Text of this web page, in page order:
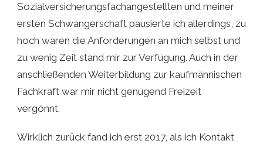
Sozialversicherungsfachangestellten und meiner
ersten Schwangerschaft pausierte ich allerdings, zu
hoch waren die Anforderungen an mich selbst und
zu wenig Zeit stand mir zur Verfügung. Auch in der
anschließenden Weiterbildung zur kaufmännischen
Fachkraft war mir nicht genügend Freizeit
vergönnt.
Wirklich zurück fand ich erst 2017, als ich Kontakt